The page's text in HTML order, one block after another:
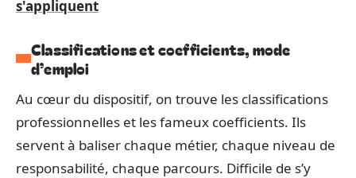
s'appliquent
Classifications et coefficients, mode
d’emploi
Au cœur du dispositif, on trouve les classifications
professionnelles et les fameux coefficients. Ils
servent à baliser chaque métier, chaque niveau de
responsabilité, chaque parcours. Difficile de s’y